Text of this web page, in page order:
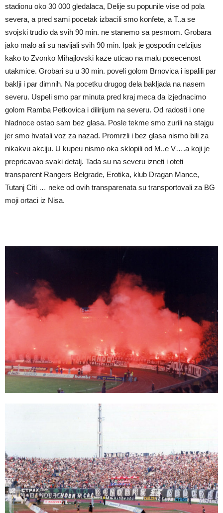
stadionu oko 30 000 gledalaca, Delije su popunile vise od pola
severa, a pred sami pocetak izbacili smo konfete, a T..a se
svojski trudio da svih 90 min. ne stanemo sa pesmom. Grobara
jako malo ali su navijali svih 90 min. Ipak je gospodin celzijus
kako to Zvonko Mihajlovski kaze uticao na malu posecenost
utakmice. Grobari su u 30 min. poveli golom Brnovica i ispalili par
baklji i par dimnih. Na pocetku drugog dela bakljada na nasem
severu. Uspeli smo par minuta pred kraj meca da izjednacimo
golom Ramba Petkovica i dilirijum na severu. Od radosti i one
hladnoce ostao sam bez glasa. Posle tekme smo zurili na stajgu
jer smo hvatali voz za nazad. Promrzli i bez glasa nismo bili za
nikakvu akciju. U kupeu nismo oka sklopili od M..e V….a koji je
prepricavao svaki detalj. Tada su na severu izneti i oteti
transparent Rangers Belgrade, Erotika, klub Dragan Mance,
Tutanj Citi … neke od ovih transparenata su transportovali za BG
moji ortaci iz Nisa.